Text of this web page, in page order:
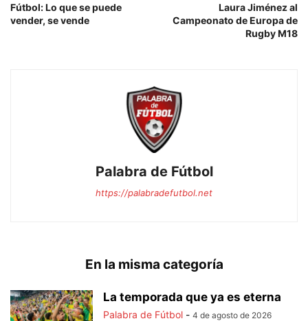
Fútbol: Lo que se puede
vender, se vende
Laura Jiménez al
Campeonato de Europa de
Rugby M18
Palabra de Fútbol
https://palabradefutbol.net
En la misma categoría
La temporada que ya es eterna
Palabra de Fútbol - 4 de agosto de 2026